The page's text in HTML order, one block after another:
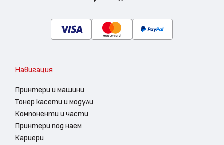
Навигация
Принтери и машини
Тонер касети и модули
Компоненти и части
Принтери под наем
Кариери